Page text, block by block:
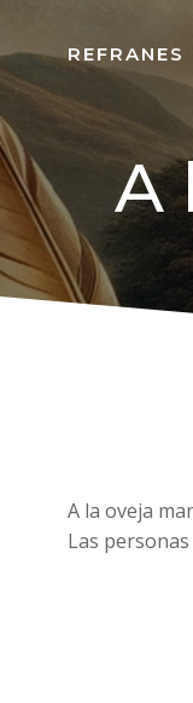
A
A la oveja
Las